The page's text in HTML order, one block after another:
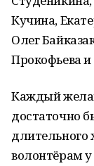
Кучина,
Олег
Прокофьева
Каждый
достаточно
длительного
волонтёрам